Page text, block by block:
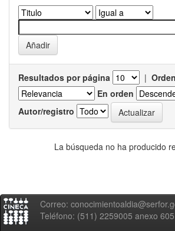
Resultados por página |
En orden
Autor/registro
La búsqueda no ha producido
Correo:
Teléfono: (511) 2259005 anexo 605